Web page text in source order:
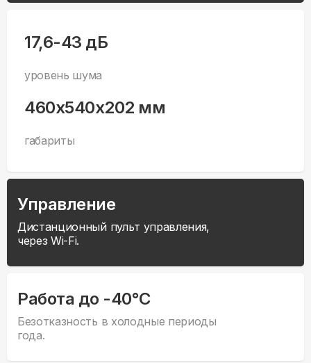
17,6-43 дБ
уровень шума
460x540x202 мм
габариты
Управление
Дистанционный пульт управления,
через Wi-Fi.
Работа до -40°С
Безотказность в холодные периоды
года.